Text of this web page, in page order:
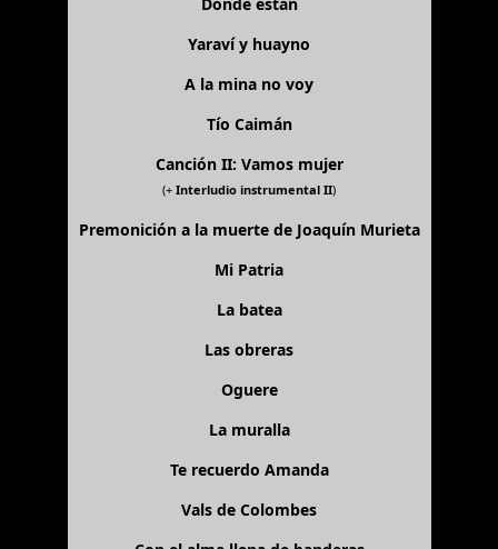
Yaraví y huayno
A la mina no voy
Tío Caimán
Canción II: Vamos mujer
(+ Interludio instrumental II)
Premonición a la muerte de Joaquín Murieta
Mi Patria
La batea
Las obreras
Oguere
La muralla
Te recuerdo Amanda
Vals de Colombes